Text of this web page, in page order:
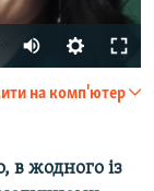
на комп'ютер
в жодного із